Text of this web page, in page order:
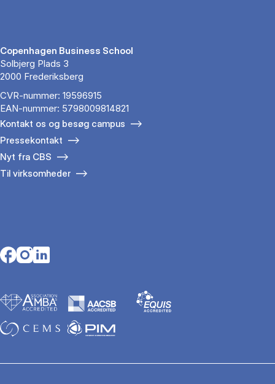
Copenhagen Business School
Solbjerg Plads 3
2000 Frederiksberg
CVR-nummer: 19596915
EAN-nummer: 5798009814821
Kontakt os og besøg campus
Pressekontakt
Nyt fra CBS
Til virksomheder
Opens in a new tab
Opens in a new tab
Opens in a new tab